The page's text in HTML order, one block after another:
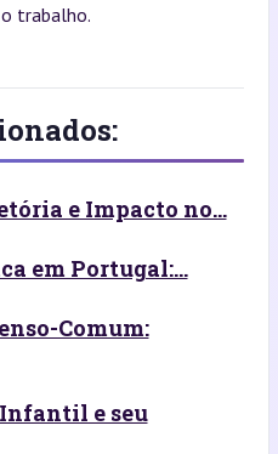
trabalho.
e Impacto no...
em Portugal:...
Comum:
e seu